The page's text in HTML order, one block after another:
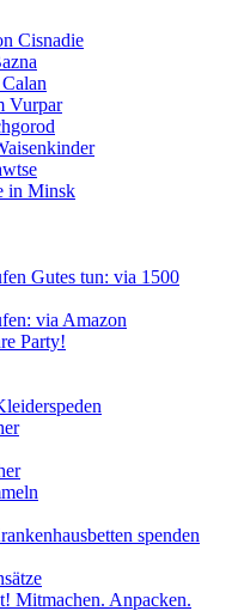
Cisnadie
Vurpar
in Minsk
Gutes tun: via 1500
via Amazon
Party!
spenden
Mitmachen. Anpacken.